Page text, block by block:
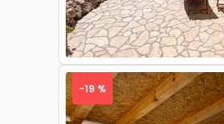
-19 %